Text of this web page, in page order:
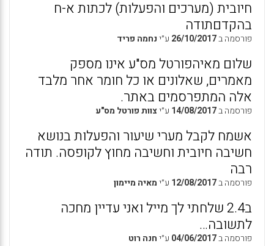
חיובית (מערכים והפעלות) לכתות א-ח
בהקדםתודה
פורסמה ב26/10/2017 ע״ינחמה פריד
שלום מאיהפורטל מס"ע אינו מספק
מאמרים, שאלונים או כל חומר אחר מלבד
אלה המתפרסמים באתר.
פורסמה ב14/08/2017 ע״יצוות פורטל מס"ע
אשמח לקבל מערי שיעור והפעלות בנושא
חשיבה חיובית וחשיבה מחוץ לקופסה. תודה
רבה
פורסמה ב12/08/2017 ע״ימאיה מיימון
ב2.4 שלחתי לך מייל ואני עדיין מחכה
לתשובה…
פורסמה ב04/06/2017 ע״יחנה רוט